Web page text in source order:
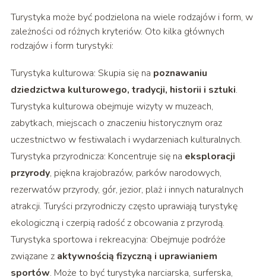
Turystyka może być podzielona na wiele rodzajów i form, w
zależności od różnych kryteriów. Oto kilka głównych
rodzajów i form turystyki:
Turystyka kulturowa: Skupia się na poznawaniu
dziedzictwa kulturowego, tradycji, historii i sztuki.
Turystyka kulturowa obejmuje wizyty w muzeach,
zabytkach, miejscach o znaczeniu historycznym oraz
uczestnictwo w festiwalach i wydarzeniach kulturalnych.
Turystyka przyrodnicza: Koncentruje się na eksploracji
przyrody, piękna krajobrazów, parków narodowych,
rezerwatów przyrody, gór, jezior, plaż i innych naturalnych
atrakcji. Turyści przyrodniczy często uprawiają turystykę
ekologiczną i czerpią radość z obcowania z przyrodą.
Turystyka sportowa i rekreacyjna: Obejmuje podróże
związane z aktywnością fizyczną i uprawianiem
sportów. Może to być turystyka narciarska, surferska,